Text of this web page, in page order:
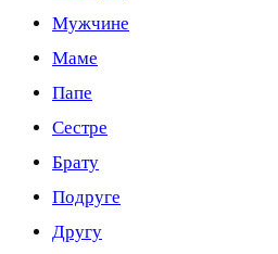
Мужчине
Маме
Папе
Сестре
Брату
Подруге
Другу